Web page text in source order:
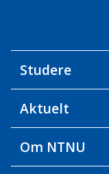
Studere
Aktuelt
Om NTNU